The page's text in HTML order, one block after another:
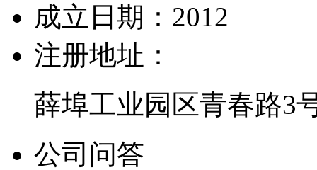
成立日期： 2012
注册地址：
薛埠工业园区青春路3
公司问答